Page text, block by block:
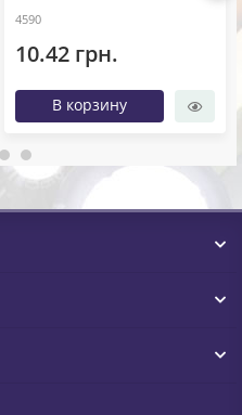
4590
10.42 грн.
В корзину